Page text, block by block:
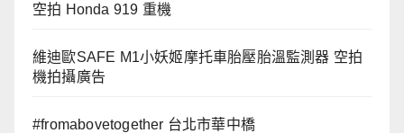
空拍 Honda 919 重機
維迪歐SAFE M1小妖姬摩托車胎壓胎溫監測器 空拍
機拍攝廣告
#fromabovetogether 台北市華中橋